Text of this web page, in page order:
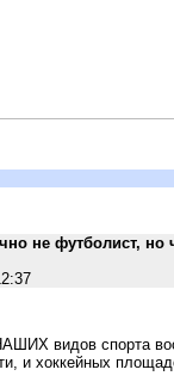
не футболист, но
видов спорта
и хоккейных